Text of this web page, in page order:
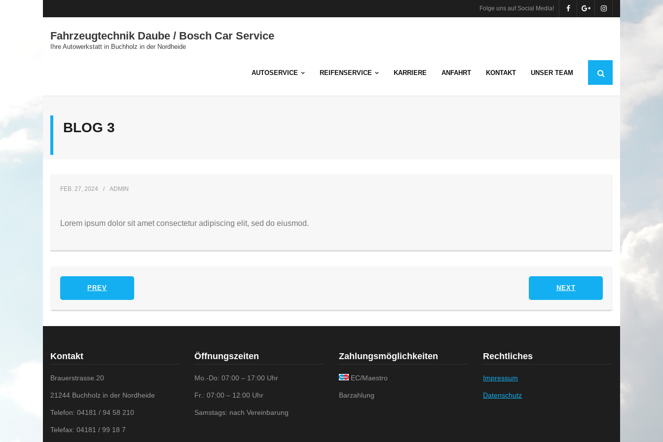
to
content
Folge uns auf Social Media!
Fahrzeugtechnik Daube / Bosch Car Service
Ihre Autowerkstatt in Buchholz in der Nordheide
AUTOSERVICE REIFENSERVICE KARRIERE ANFAHRT KONTAKT UNSER TEAM
BLOG 3
FEB. 27, 2024 ADMIN
Lorem ipsum dolor sit amet consectetur adipiscing elit, sed do eiusmod.
PREV NEXT
Kontakt
Brauerstrasse.20
21244 Buchholz in der Nordheide
Telefon: 04181 / 94 58 210
Telefax: 04181 / 99 18 7
Öffnungszeiten
Mo.-Do: 07:00 – 17:00 Uhr
Fr.: 07:00 – 12:00 Uhr
Samstags: nach Vereinbarung
Zahlungsmöglichkeiten
EC/Maestro
Barzahlung
Rechtliches
Impressum
Datenschutz